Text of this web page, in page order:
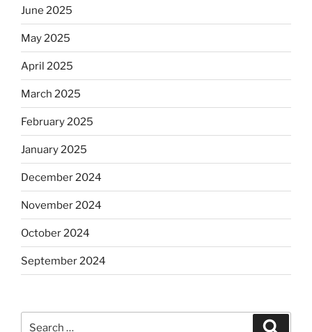
June 2025
May 2025
April 2025
March 2025
February 2025
January 2025
December 2024
November 2024
October 2024
September 2024